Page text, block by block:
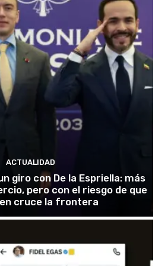
ACTUALIDAD
giro con De la Espriella: más
pero con el riesgo de que
cruce la frontera